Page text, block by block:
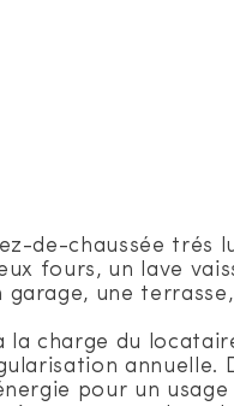
de-chaussée trés
fours, un lave
une
la charge du
annuelle.
pour un